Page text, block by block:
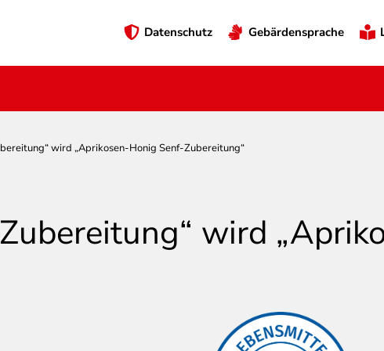
Preheader
Datenschutz Gebärdensprache
wird „Aprikosen-Honig Senf-Zubereitung“
wird